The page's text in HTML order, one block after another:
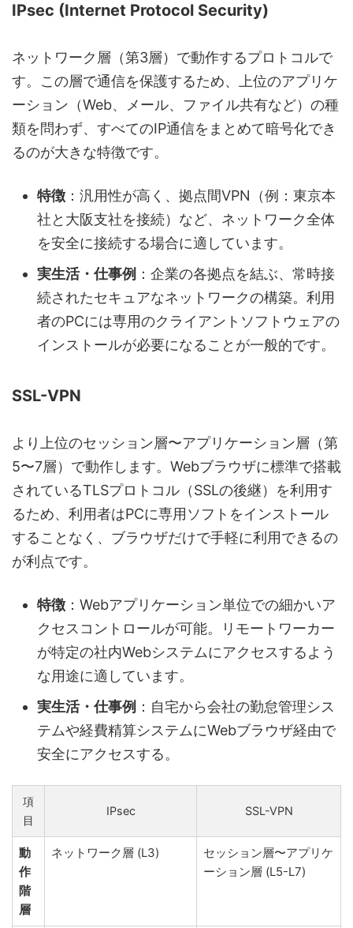
IPsec (Internet Protocol Security)
ネットワーク層（第3層）で動作するプロトコルで
す。この層で通信を保護するため、上位のアプリケ
ーション（Web、メール、ファイル共有など）の種
類を問わず、すべてのIP通信をまとめて暗号化でき
るのが大きな特徴です。
特徴 ：汎用性が高く、拠点間VPN（例：東京本
社と大阪支社を接続）など、ネットワーク全体
を安全に接続する場合に適しています。
実生活・仕事例 ：企業の各拠点を結ぶ、常時接
続されたセキュアなネットワークの構築。利用
者のPCには専用のクライアントソフトウェアの
インストールが必要になることが一般的です。
SSL-VPN
より上位のセッション層〜アプリケーション層（第
5〜7層）で動作します。Webブラウザに標準で搭載
されているTLSプロトコル（SSLの後継）を利用す
るため、利用者はPCに専用ソフトをインストール
することなく、ブラウザだけで手軽に利用できるの
が利点です。
特徴 ：Webアプリケーション単位での細かいア
クセスコントロールが可能。リモートワーカー
が特定の社内Webシステムにアクセスするよう
な用途に適しています。
実生活・仕事例 ：自宅から会社の勤怠管理シス
テムや経費精算システムにWebブラウザ経由で
安全にアクセスする。
項
目
IPsec SSL-VPN
動
作
階
層
ネットワーク層 (L3)
セッション層〜アプリケ
ーション層 (L5-L7)